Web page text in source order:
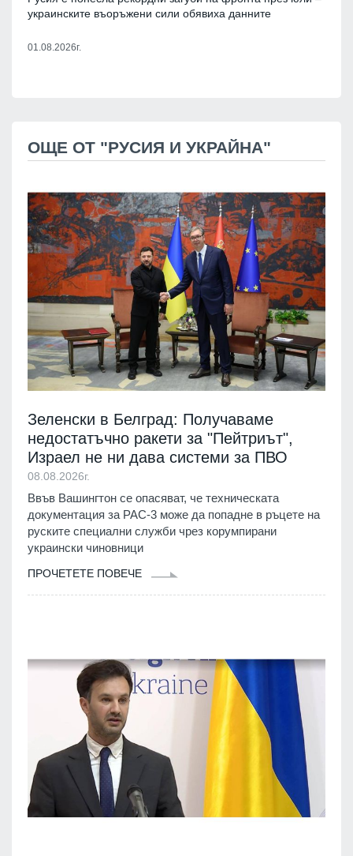
украинските въоръжени сили обявиха данните
01.08.2026г.
ОЩЕ ОТ "РУСИЯ И УКРАЙНА"
Зеленски в Белград: Получаваме
недостатъчно ракети за "Пейтриът",
Израел не ни дава системи за ПВО
08.08.2026г.
Ввъв Вашингтон се опасяват, че техническата
документация за PAC-3 може да попадне в ръцете на
руските специални служби чрез корумпирани
украински чиновници
ПРОЧЕТЕТЕ ПОВЕЧЕ